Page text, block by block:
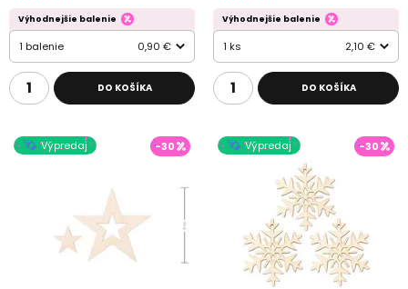
Výhodnejšie balenie
1 balenie 0,90 €
DO KOŠÍKA
Výhodnejšie balenie
1 ks 2,10 €
DO KOŠÍKA
Výpredaj -30 Výpredaj -30